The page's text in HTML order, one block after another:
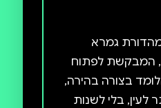
גמרא
המבקשת לפתוח
בצורה בהירה,
לעין, בלי לשנות